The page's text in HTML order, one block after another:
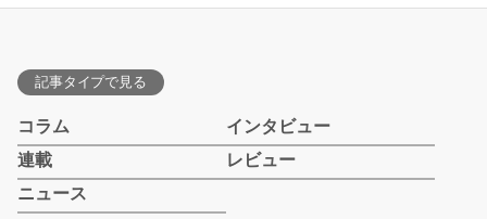
記事タイプで見る
コラム
インタビュー
連載
レビュー
ニュース